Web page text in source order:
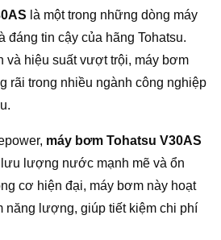
là một trong những dòng máy
đáng tin cậy của hãng Tohatsu.
và hiệu suất vượt trội, máy bơm
rãi trong nhiều ngành công nghiệp
máy bơm Tohatsu V30AS
lượng nước mạnh mẽ và ổn
cơ hiện đại, máy bơm này hoạt
năng lượng, giúp tiết kiệm chi phí